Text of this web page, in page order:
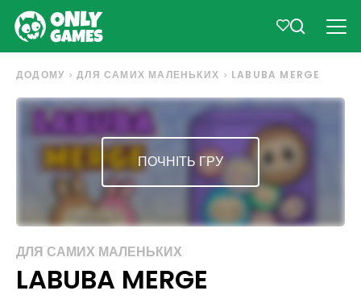
ДОДОМУ ДЛЯ САМИХ МАЛЕНЬКИХ LABUBA MERGE
ПОЧНІТЬ ГРУ
ДЛЯ САМИХ МАЛЕНЬКИХ
LABUBA MERGE